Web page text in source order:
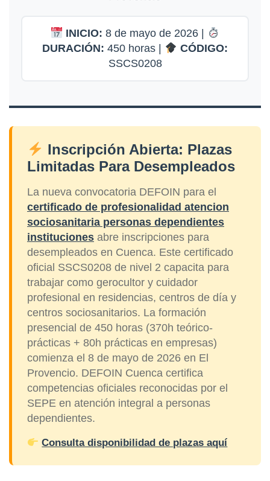
INICIO: 8 de mayo de 2026 |
DURACIÓN: 450 horas |
CÓDIGO:
SSCS0208
Inscripción Abierta: Plazas
Limitadas Para Desempleados
La nueva convocatoria DEFOIN para el
certificado de profesionalidad atencion
sociosanitaria personas dependientes
instituciones abre inscripciones para
desempleados en Cuenca. Este certificado
oficial SSCS0208 de nivel 2 capacita para
trabajar como gerocultor y cuidador
profesional en residencias, centros de día y
centros sociosanitarios. La formación
presencial de 450 horas (370h teórico-
prácticas + 80h prácticas en empresas)
comienza el 8 de mayo de 2026 en El
Provencio. DEFOIN Cuenca certifica
competencias oficiales reconocidas por el
SEPE en atención integral a personas
dependientes.
Consulta disponibilidad de plazas aquí